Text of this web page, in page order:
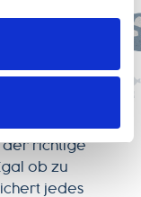
werden
gesetzt,
und die
Dip
der richtige
ob zu
jedes